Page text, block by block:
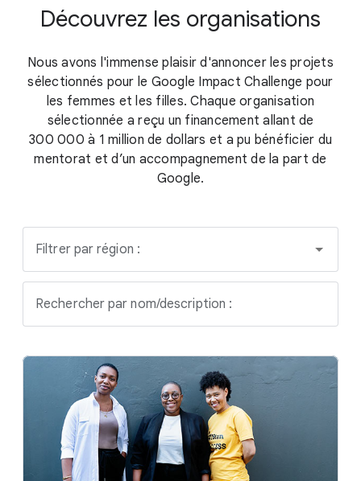
Découvrez les organisations
Nous avons l'immense plaisir d'annoncer les projets
sélectionnés pour le Google Impact Challenge pour
les femmes et les filles. Chaque organisation
sélectionnée a reçu un financement allant de
300 000 à 1 million de dollars et a pu bénéficier du
mentorat et d’un accompagnement de la part de
Google.
Filtrer par région :
Rechercher par nom/description :